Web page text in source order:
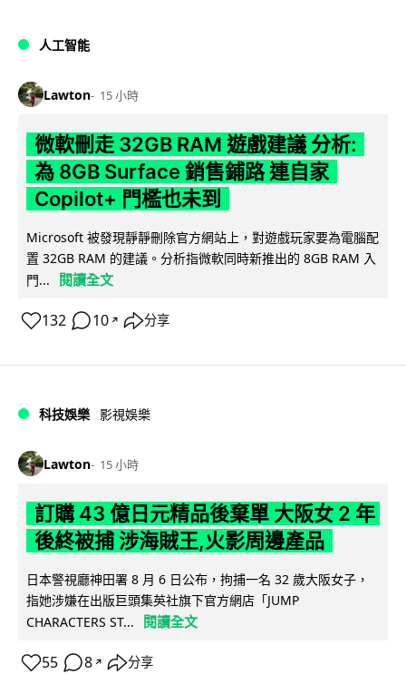
人工智能
Lawton 15 小時
微軟刪走 32GB RAM 遊戲建議 分析:
為 8GB Surface 銷售鋪路 連自家
Copilot+ 門檻也未到
Microsoft 被發現靜靜刪除官方網站上，對遊戲玩家要為電腦配
置 32GB RAM 的建議。分析指微軟同時新推出的 8GB RAM 入
門...
閱讀全文
132 10 ↗ 分享
科技娛樂 影視娛樂
Lawton 15 小時
訂購 43 億日元精品後棄單 大阪女 2 年
後終被捕 涉海賊王,火影周邊產品
日本警視廳神田署 8 月 6 日公布，拘捕一名 32 歲大阪女子，
指她涉嫌在出版巨頭集英社旗下官方網店「JUMP
CHARACTERS ST...
閱讀全文
55 8 ↗ 分享